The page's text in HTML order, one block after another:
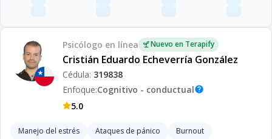
Psicólogo en línea Nuevo en Terapify
Cristián Eduardo Echeverría González
Cédula: 319838
Enfoque:Cognitivo - conductualhelp
5.0
Manejo del estrés Ataques de pánico
Burnout